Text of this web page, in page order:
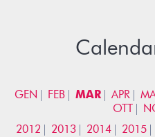
GEN FEB MAR APR
OTT
2012
2013 2014 2015